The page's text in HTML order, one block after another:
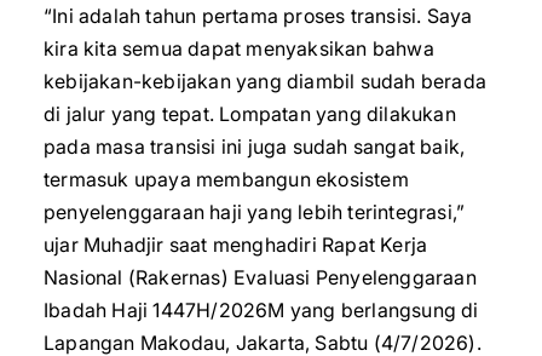
“Ini adalah tahun pertama proses transisi. Saya
kira kita semua dapat menyaksikan bahwa
kebijakan-kebijakan yang diambil sudah berada
di jalur yang tepat. Lompatan yang dilakukan
pada masa transisi ini juga sudah sangat baik,
termasuk upaya membangun ekosistem
penyelenggaraan haji yang lebih terintegrasi,”
ujar Muhadjir saat menghadiri Rapat Kerja
Nasional (Rakernas) Evaluasi Penyelenggaraan
Ibadah Haji 1447H/2026M yang berlangsung di
Lapangan Makodau, Jakarta, Sabtu (4/7/2026).